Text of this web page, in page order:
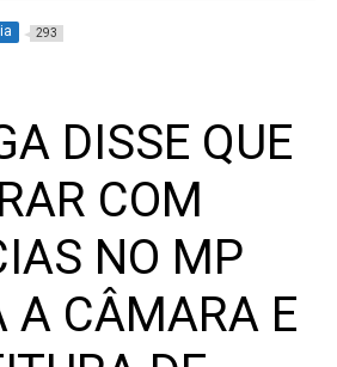
293
DISSE QUE
COM
NO MP
A CÂMARA E